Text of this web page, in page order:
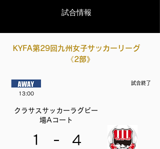
試合情報
KYFA第29回九州女子サッカーリーグ
《2部》
試合終了
13:00
クラサスサッカーラグビー
場Aコート
1 - 4